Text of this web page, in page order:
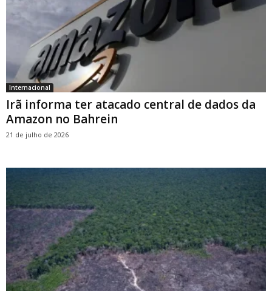
Internacional
Irã informa ter atacado central de dados da
Amazon no Bahrein
21 de julho de 2026